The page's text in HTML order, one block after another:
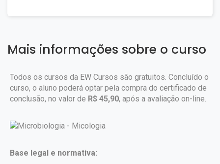
Mais informações sobre o curso
Todos os cursos da EW Cursos são gratuitos. Concluído o
curso, o aluno poderá optar pela compra do certificado de
conclusão, no valor de R$ 45,90, após a avaliação on-line.
Base legal e normativa: